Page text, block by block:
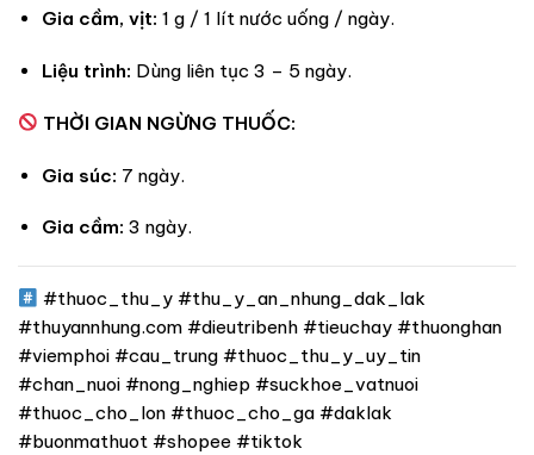
Gia cầm, vịt: 1 g / 1 lít nước uống / ngày.
Liệu trình: Dùng liên tục 3 – 5 ngày.
THỜI GIAN NGỪNG THUỐC:
Gia súc: 7 ngày.
Gia cầm: 3 ngày.
#thuoc_thu_y #thu_y_an_nhung_dak_lak
#thuyannhung.com #dieutribenh #tieuchay #thuonghan
#viemphoi #cau_trung #thuoc_thu_y_uy_tin
#chan_nuoi #nong_nghiep #suckhoe_vatnuoi
#thuoc_cho_lon #thuoc_cho_ga #daklak
#buonmathuot #shopee #tiktok